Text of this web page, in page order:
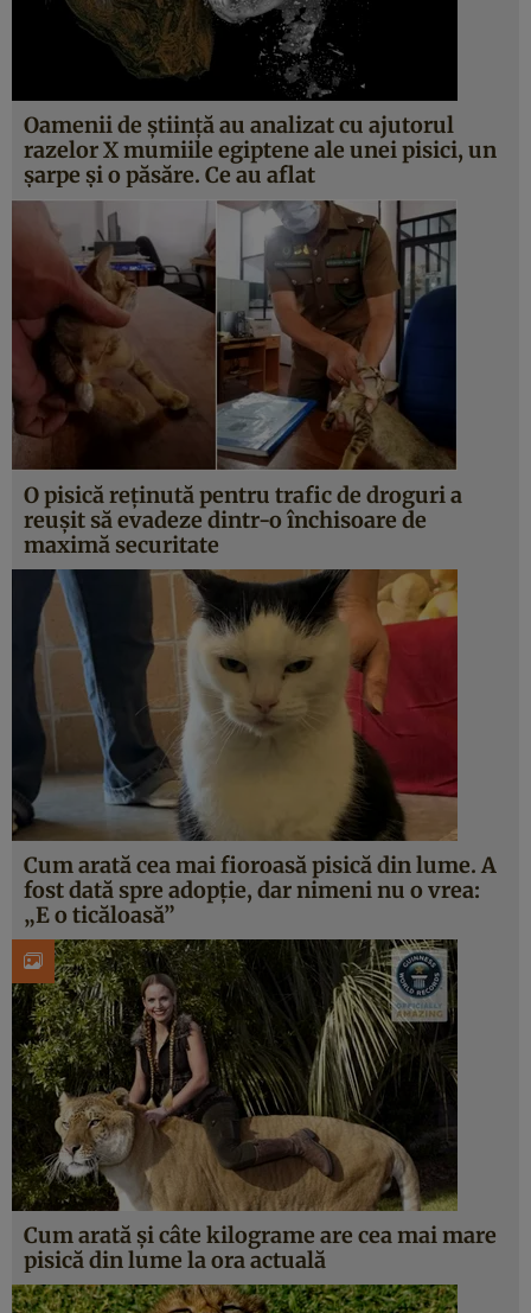
Oamenii de știință au analizat cu ajutorul
razelor X mumiile egiptene ale unei pisici, un
șarpe și o păsăre. Ce au aflat
O pisică reținută pentru trafic de droguri a
reușit să evadeze dintr-o închisoare de
maximă securitate
Cum arată cea mai fioroasă pisică din lume. A
fost dată spre adopţie, dar nimeni nu o vrea:
„E o ticăloasă”
Cum arată și câte kilograme are cea mai mare
pisică din lume la ora actuală